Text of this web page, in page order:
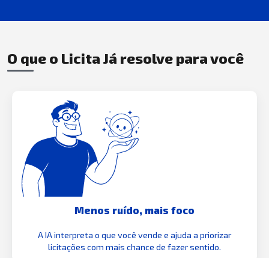
O que o Licita Já resolve para você
Menos ruído, mais foco
A IA interpreta o que você vende e ajuda a priorizar
licitações com mais chance de fazer sentido.